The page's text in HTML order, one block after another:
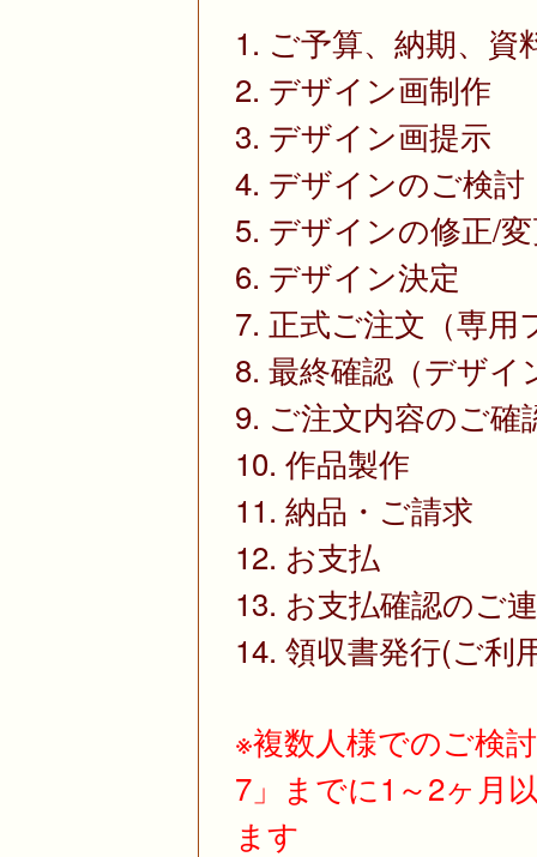
1. ご予算、納期、資
2. デザイン画制作
3. デザイン画提示
4. デザインのご検討
5. デザインの修正/
6. デザイン決定
7. 正式ご注文（専用
8. 最終確認（デザイ
9. ご注文内容のご確
10. 作品製作
11. 納品・ご請求
12. お支払
13. お支払確認のご
14. 領収書発行(ご利
※複数人様でのご検
7」までに1～2ヶ月
ます